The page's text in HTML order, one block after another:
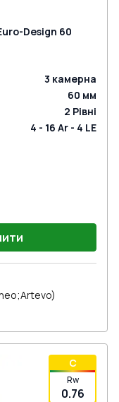
Design 60
3 камерна
60 мм
2 Рівні
4 - 16 Ar - 4 LE
C
Rw
0.76